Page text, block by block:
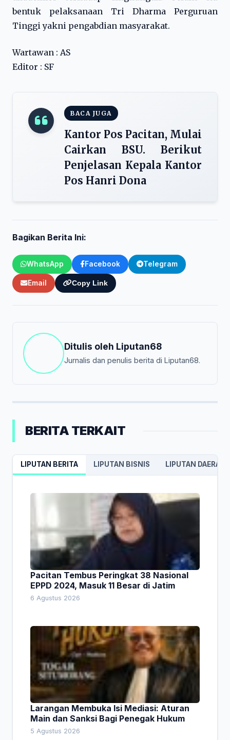
bentuk pelaksanaan Tri Dharma Perguruan
Tinggi yakni pengabdian masyarakat.
Wartawan : AS
Editor : SF
BACA JUGA
Kantor Pos Pacitan, Mulai
Cairkan BSU. Berikut
Penjelasan Kepala Kantor
Pos Hanri Dona
Bagikan Berita Ini:
WhatsApp Facebook Telegram
Email Copy Link
Ditulis oleh Liputan68
Jurnalis dan penulis berita di Liputan68.
BERITA TERKAIT
LIPUTAN BERITA LIPUTAN BISNIS LIPUTAN DAERAH
Pacitan Tembus Peringkat 38 Nasional
EPPD 2024, Masuk 11 Besar di Jatim
6 Agustus 2026
Larangan Membuka Isi Mediasi: Aturan
Main dan Sanksi Bagi Penegak Hukum
5 Agustus 2026